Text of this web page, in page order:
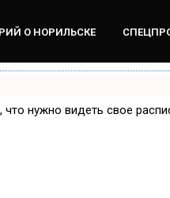
О НОРИЛЬСКЕ
нужно видеть свое